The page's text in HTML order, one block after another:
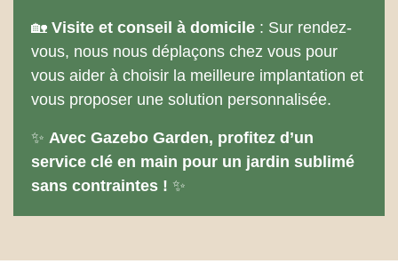
🏡 Visite et conseil à domicile : Sur rendez-
vous, nous nous déplaçons chez vous pour
vous aider à choisir la meilleure implantation et
vous proposer une solution personnalisée.
✨ Avec Gazebo Garden, profitez d’un
service clé en main pour un jardin sublimé
sans contraintes ! ✨